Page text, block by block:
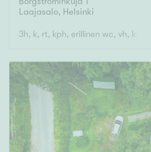
Laajasalo, Helsinki
3h, k, rt, kph, erillinen wc, vh,